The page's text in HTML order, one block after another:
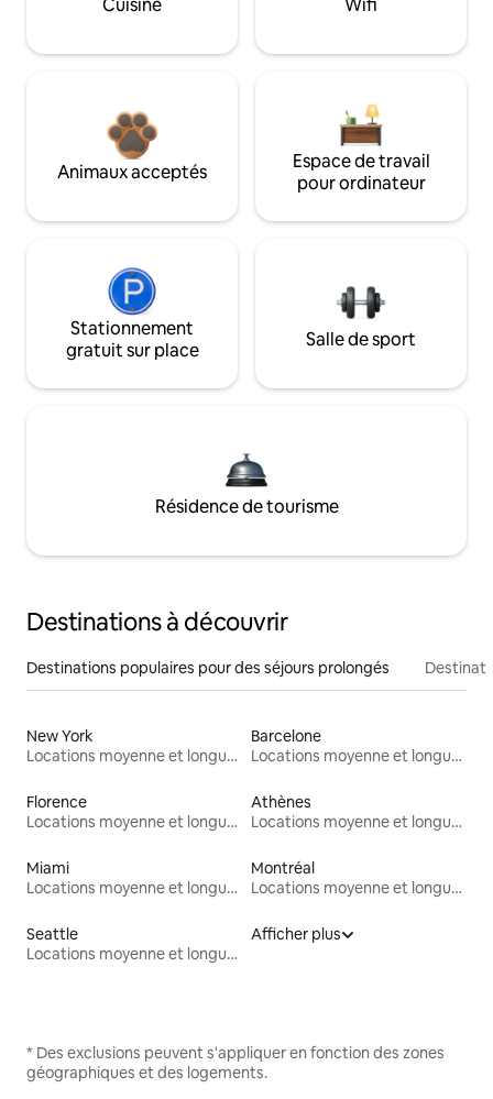
Cuisine Wifi
Animaux acceptés
Espace de travail
pour ordinateur
Stationnement
gratuit sur place
Salle de sport
Résidence de tourisme
Destinations à découvrir
Destinations populaires pour des séjours prolongés
New York
Locations moyenne et longue durée
Barcelone
Locations moyenne et longue durée
Florence
Locations moyenne et longue durée
Athènes
Locations moyenne et longue durée
Miami
Locations moyenne et longue durée
Montréal
Locations moyenne et longue durée
Seattle
Locations moyenne et longue durée
Afficher plus
* Des exclusions peuvent s'appliquer en fonction des zones
géographiques et des logements.